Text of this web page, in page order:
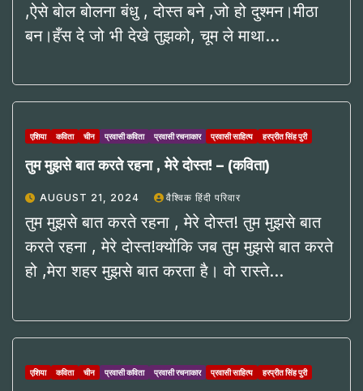
,ऐसे बोल बोलना बंधु , दोस्त बने ,जो हो दुश्मन।मीठा
बन।हँस दे जो भी देखे तुझको, चूम ले माथा…
एशिया कविता चीन प्रवासी कविता प्रवासी रचनाकार प्रवासी साहित्य हरप्रीत सिंह पुरी
तुम मुझसे बात करते रहना , मेरे दोस्त! – (कविता)
AUGUST 21, 2024 वैश्विक हिंदी परिवार
तुम मुझसे बात करते रहना , मेरे दोस्त! तुम मुझसे बात
करते रहना , मेरे दोस्त!क्योंकि जब तुम मुझसे बात करते
हो ,मेरा शहर मुझसे बात करता है। वो रास्ते…
एशिया कविता चीन प्रवासी कविता प्रवासी रचनाकार प्रवासी साहित्य हरप्रीत सिंह पुरी